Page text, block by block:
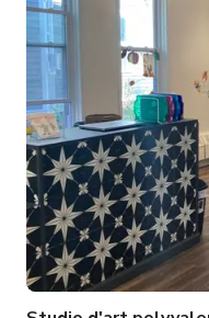
dont 11 au bar. Il y a
bâtiment.